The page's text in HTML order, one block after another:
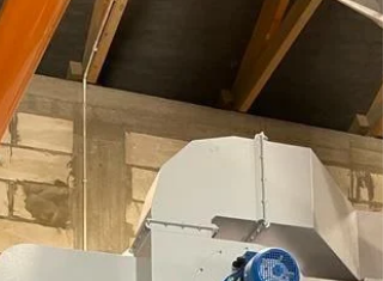
Reinigungsergebnis. Deshalb teilen wir ein
Video von unserem Kunden aus Rumänien,
der den Sieb-Getreidereiniger UKS 1.4
gekauft und den Reinigungsprozess von
Weizen au